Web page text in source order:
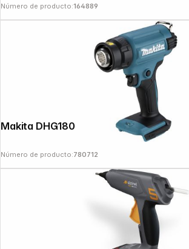
Número de producto:164889
Makita DHG180Z Battery Hot Air Blower
Número de producto:780712
Follow us on